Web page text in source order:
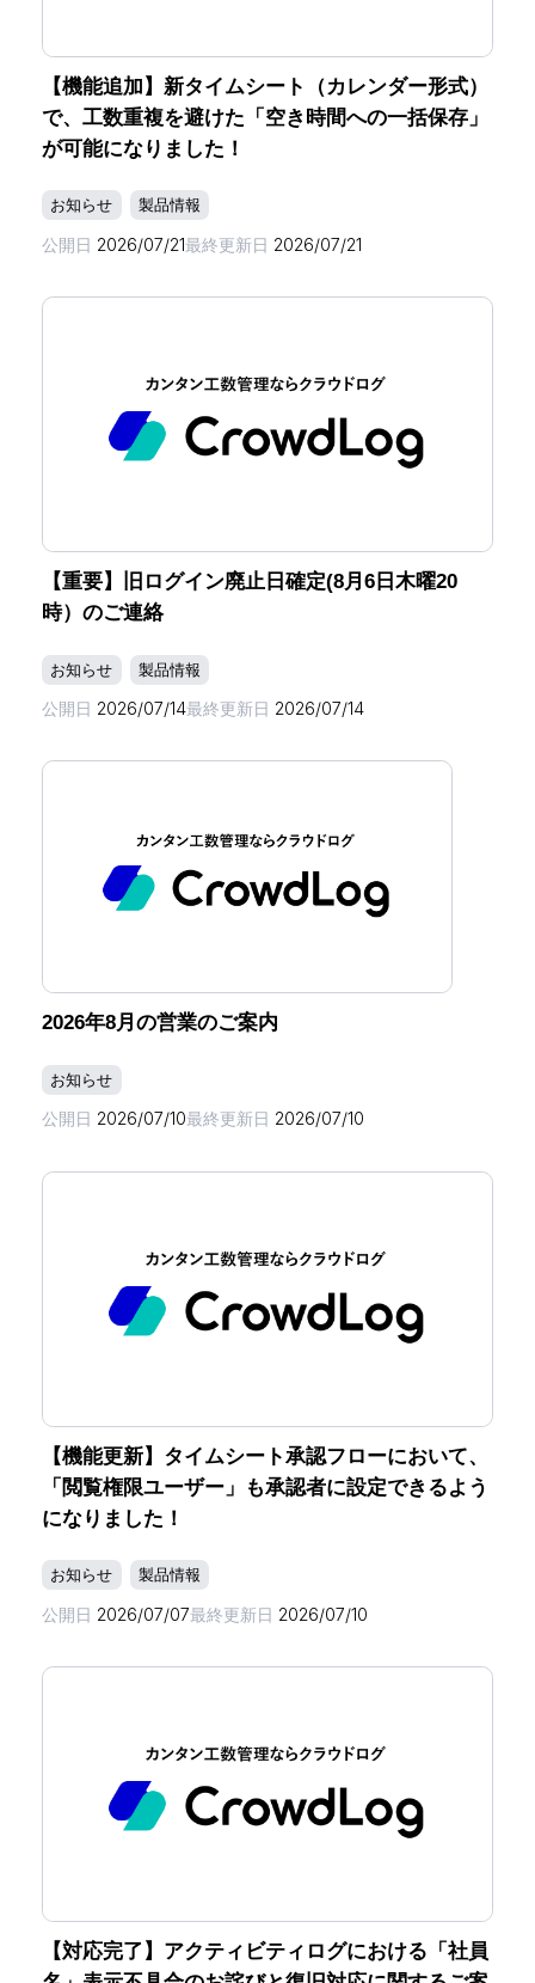
【機能追加】新タイムシート（カレンダー形式）
で、工数重複を避けた「空き時間への一括保存」
が可能になりました！
お知らせ 製品情報
公開日 2026/07/21最終更新日 2026/07/21
【重要】旧ログイン廃止日確定(8月6日木曜20
時）のご連絡
お知らせ 製品情報
公開日 2026/07/14最終更新日 2026/07/14
2026年8月の営業のご案内
お知らせ
公開日 2026/07/10最終更新日 2026/07/10
【機能更新】タイムシート承認フローにおいて、
「閲覧権限ユーザー」も承認者に設定できるよう
になりました！
お知らせ 製品情報
公開日 2026/07/07最終更新日 2026/07/10
【対応完了】アクティビティログにおける「社員